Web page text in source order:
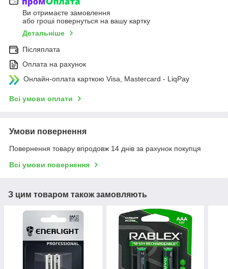
Ви отримаєте замовлення
або гроші повернуться на вашу картку
Детальніше
Післяплата
Оплата на рахунок
Онлайн-оплата карткою Visa, Mastercard - LiqPay
Всі умови оплати
Умови повернення
Повернення товару впродовж 14 днів за рахунок покупця
Всі умови повернення
З цим товаром також замовляють